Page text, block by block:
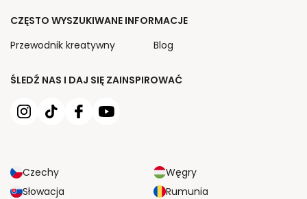
ŚLEDŹ NAS I DAJ SIĘ ZAINSPIROWAĆ
Czechy
Węgry
Słowacja
Rumunia
CZĘSTO WYSZUKIWANE INFORMACJE
Przewodnik kreatywny
Blog